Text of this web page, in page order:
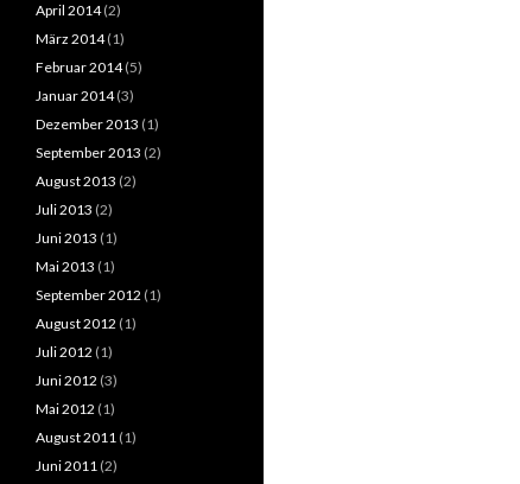
April 2014(2)
März 2014(1)
Februar 2014(5)
Januar 2014(3)
Dezember 2013 (1)
September 2013 (2)
August 2013 (2)
Juli 2013 (2)
Juni 2013 (1)
Mai 2013 (1)
September 2012 (1)
August 2012 (1)
Juli 2012 (1)
Juni 2012 (3)
Mai 2012 (1)
August 2011 (1)
Juni 2011 (2)